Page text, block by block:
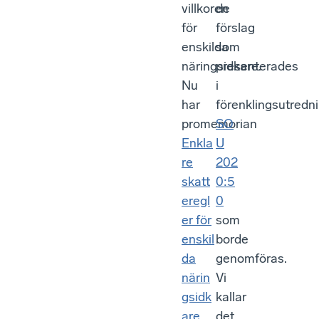
villkoren
för
enskilda
näringsidkare.
Nu
har
promemorian
Enkla
re
skatt
eregl
er för
enskil
da
närin
gsidk
de
förslag
som
presenterades
i
SO
U
202
0:5
0
som
borde
genomföras.
Vi
kallar